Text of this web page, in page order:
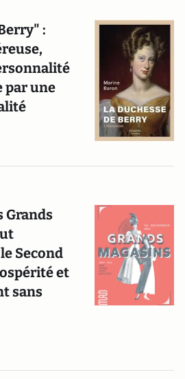
:
par une
Grands
Second
et
sans